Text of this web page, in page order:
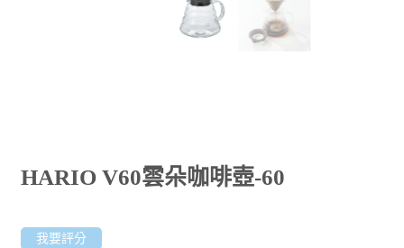
HARIO V60雲朵咖啡壺-60
我要評分